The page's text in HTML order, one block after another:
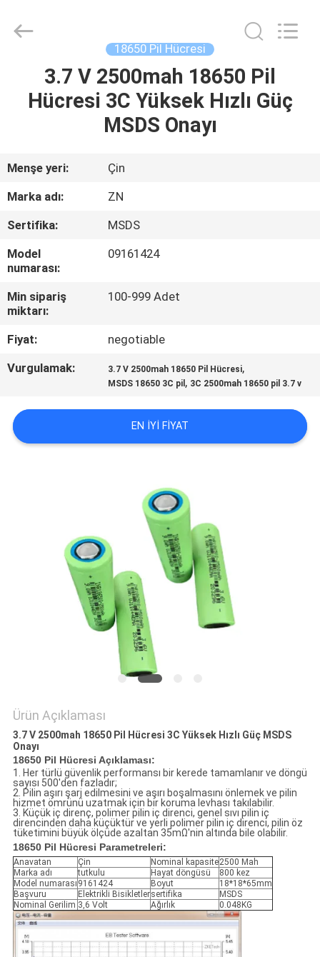
HAKKIMIZDA
FABRIKA
TURU
KALITE
KONTROL
BIZE
HABERLER
HARITASI
PRIVACY
18650 Pil Hücresi
3.7 V 2500mah 18650 Pil
Hücresi 3C Yüksek Hızlı Güç
MSDS Onayı
Menşe yeri:
Çin
Marka adı:
ZN
Sertifika:
MSDS
Model
numarası:
09161424
Min sipariş
miktarı:
100-999 Adet
Fiyat:
negotiable
Vurgulamak:
3.7 V 2500mah 18650 Pil Hücresi,
MSDS 18650 3C pil , 3C 2500mah 18650 pil 3.7 v
EN IYI FIYAT
Ürün Açıklaması
3.7 V 2500mah 18650 Pil Hücresi 3C Yüksek Hızlı Güç MSDS
Onayı
18650 Pil Hücresi Açıklaması:
1. Her türlü güvenlik performansı bir kerede tamamlanır ve döngü
sayısı 500'den fazladır;
2. Pilin aşırı şarj edilmesini ve aşırı boşalmasını önlemek ve pilin
hizmet ömrünü uzatmak için bir koruma levhası takılabilir.
3. Küçük iç direnç, polimer pilin iç direnci, genel sıvı pilin iç
direncinden daha küçüktür ve yerli polimer pilin iç direnci, pilin öz
tüketimini büyük ölçüde azaltan 35mΩ'nin altında bile olabilir.
18650 Pil Hücresi Parametreleri:
Anavatan Çin Nominal kapasite2500 Mah
Marka adı
tutkulu Hayat döngüsü
800 kez
Model numarası 9161424 Boyut
18*18*65mm
Başvuru
Elektrikli Bisikletlersertifika
MSDS
Nominal Gerilim 3,6 Volt Ağırlık 0.048KG